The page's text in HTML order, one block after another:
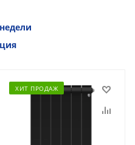
ХИТ ПРОДАЖ